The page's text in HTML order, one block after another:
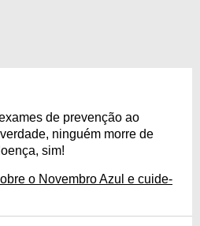
de prevenção ao
ninguém morre de
sim!
o Novembro Azul e cuide-